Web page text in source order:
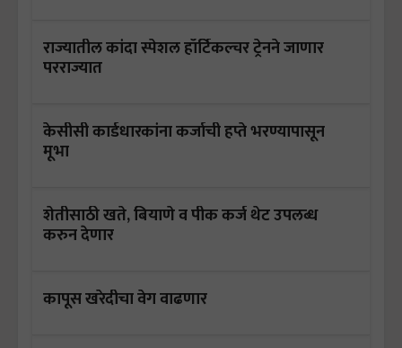
राज्यातील कांदा स्पेशल हॉर्टिकल्चर ट्रेनने जाणार
परराज्यात
केसीसी कार्डधारकांना कर्जाची हप्ते भरण्यापासून
मूभा
शेतीसाठी खते, बियाणे व पीक कर्ज थेट उपलब्ध
करुन देणार
कापूस खरेदीचा वेग वाढणार